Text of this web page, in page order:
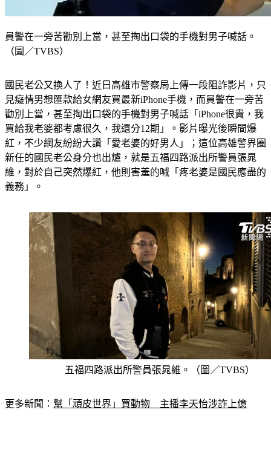
員警在一旁苦勸別上當，甚至掏出口袋的手機對男子喊話。
（圖／TVBS）
國民老公又換人了！近日高雄市警察局上傳一段阻詐影片，只
見癡情男想匯款給女網友買最新iPhone手機，而員警在一旁苦
勸別上當，甚至掏出口袋的手機對男子喊話「iPhone很貴，我
買給我老婆都考慮很久，我還分12期」。影片曝光後瞬間爆
紅，不少網友紛紛大讚「愛老婆的好男人」；這位高雄警界圈
新任的國民老公身分也出爐，就是五福四路派出所警員張晁
維，對於自己突然爆紅，他則害羞的喊「疼老婆是國民應盡的
義務」。
五福四路派出所警員張晁維。（圖／TVBS）
更多新聞： 幫「頑皮世界」買動物　主播李天怡涉詐上億